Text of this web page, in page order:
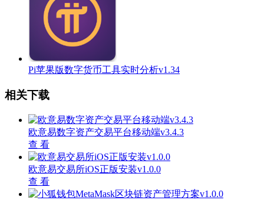
Pi苹果版数字货币工具实时分析v1.34
相关下载
欧意易数字资产交易平台移动端v3.4.3
查 看
欧意易交易所iOS正版安装v1.0.0
查 看